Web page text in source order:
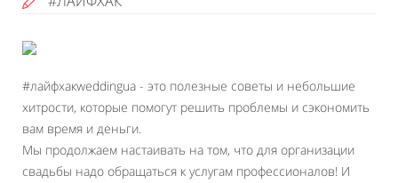
#лайфхакweddingua - это полезные советы и небольшие
хитрости, которые помогут решить проблемы и сэкономить
вам время и деньги.
Мы продолжаем настаивать на том, что для организации
свадьбы надо обращаться к услугам профессионалов! И